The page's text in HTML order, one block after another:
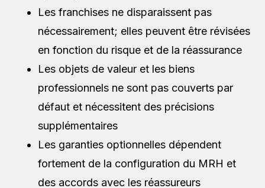
Les franchises ne disparaissent pas
nécessairement; elles peuvent être révisées
en fonction du risque et de la réassurance
Les objets de valeur et les biens
professionnels ne sont pas couverts par
défaut et nécessitent des précisions
supplémentaires
Les garanties optionnelles dépendent
fortement de la configuration du MRH et
des accords avec les réassureurs